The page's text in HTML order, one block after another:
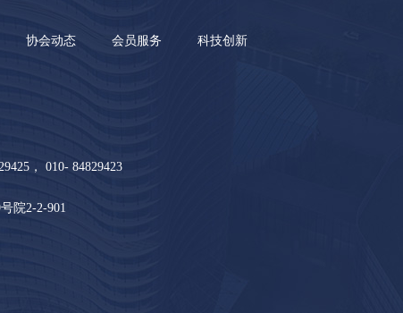
协会动态 会员服务 科技创新
， 010- 84829423
院2-2-901